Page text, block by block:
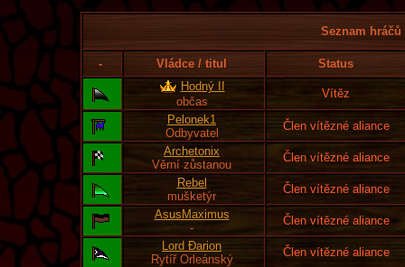
Seznam
- Vládce / titul
Status
Hodný II
občas
Vítěz
Pelonek1
Odbyvatel
Člen vítězné aliance
Archetonix
Věrní zůstanou
Člen vítězné aliance
Rebel
mušketýr
Člen vítězné aliance
AsusMaximus
-
Člen vítězné aliance
Lord Đarion
Rytíř Orleánský
Člen vítězné aliance